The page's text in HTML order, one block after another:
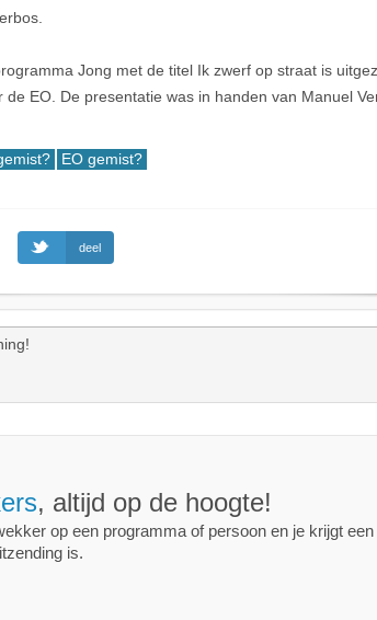
Jong met de titel Ik zwerf op straat is
EO. De presentatie was in handen van Manuel
EO gemist?
deel
, altijd op de hoogte!
op een programma of persoon en je krijgt
is.